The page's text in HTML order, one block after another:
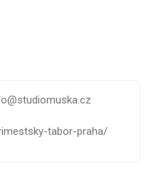
tabor-praha/